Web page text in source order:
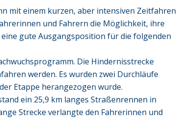
mit einem kurzen, aber intensiven Zeitfahren
und Fahrern die Möglichkeit, ihre
gute Ausgangsposition für die folgenden
Die Hindernisstrecke
werden. Es wurden zwei Durchläufe
Etappe herangezogen wurde.
ein 25,9 km langes Straßenrennen in
Strecke verlangte den Fahrerinnen und